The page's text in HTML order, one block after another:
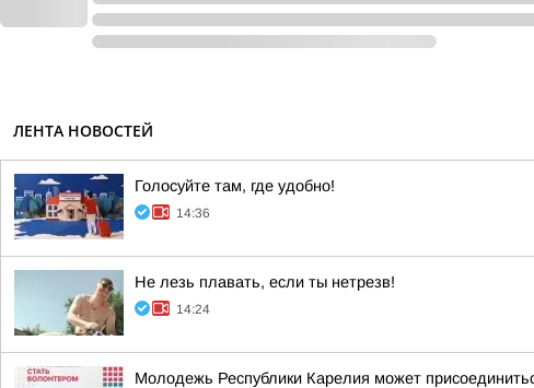
ЛЕНТА НОВОСТЕЙ
Голосуйте там, где удобно!
14:36
Не лезь плавать, если ты нетрезв!
14:24
Молодежь Республики Карелия может